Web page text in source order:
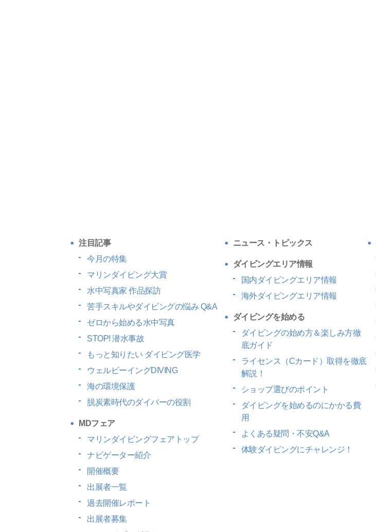
注目記事
今月の特集
マリンダイビング大賞
水中写真家 作品探訪
苦手スキルやダイビングの悩み Q&A
ゼロから始める水中写真
STOP! 潜水事故
もっと知りたい ダイビング医学
ウェルビーイングDIVING
海の環境保護
脱炭素時代のダイバーの役割
MDフェア
マリンダイビングフェアトップ
ナビゲーター紹介
開催概要
出展者一覧
過去開催レポート
出展者募集
ニュース・トピックス
ダイビングエリア情報
国内ダイビングエリア情報
海外ダイビングエリア情報
ダイビングを始める
ダイビングの始め方＆楽しみ方徹
底ガイド
ライセンス（Cカード）取得を徹底
解説！
ショップ選びのポイント
ダイビングを始めるのにかかる費
用
よくある疑問・不安Q&A
体験ダイビングにチャレンジ！